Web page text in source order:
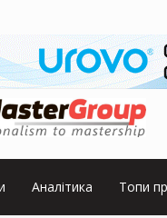
Аналітика Топи